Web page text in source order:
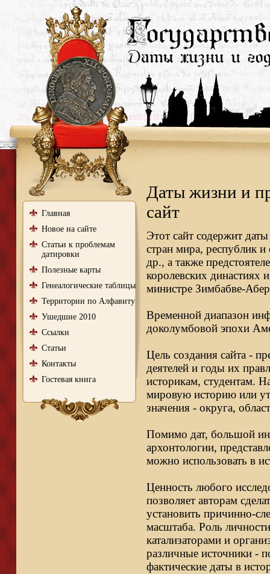
Главная
Новое на сайте
Статьи к проблемам
датировки
Полезные карты
Генеалогические таблицы
Территории по Алфавиту
Ушедшие 2010
Ссылки
Статьи
Контакты
Гостевая книга
Даты жизни и
сайт
Этот сайт содержит
стран мира, республик и
др., а также
королевских династиях
министре Зимбабве-
Временной диапазон
доколумбовой эпохи
Цель создания сайта -
деятелей и годы их
историкам, студентам.
мировую историю или
значения - округа,
Помимо дат, большой
архонтологии,
можно использовать в
Ценность любого
позволяет авторам
установить причинно-
масштаба. Роль
катализаторами и
различные источники -
фактические даты в